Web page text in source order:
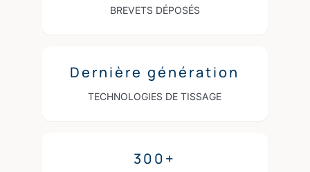
BREVETS DÉPOSÉS
Dernière génération
TECHNOLOGIES DE TISSAGE
300+